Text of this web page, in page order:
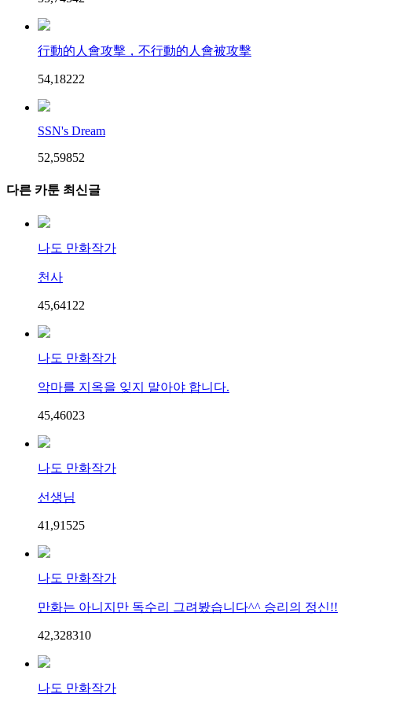
行動的人會攻擊，不行動的人會被攻擊
54,18222
SSN's Dream
52,59852
다른 카툰 최신글
나도 만화작가
천사
45,641 22
나도 만화작가
악마를 지옥을 잊지 말아야 합니다.
45,46023
나도 만화작가
선생님
41,91525
나도 만화작가
만화는 아니지만 독수리 그려봤습니다^^ 승리의 정신!!
42,328310
나도 만화작가